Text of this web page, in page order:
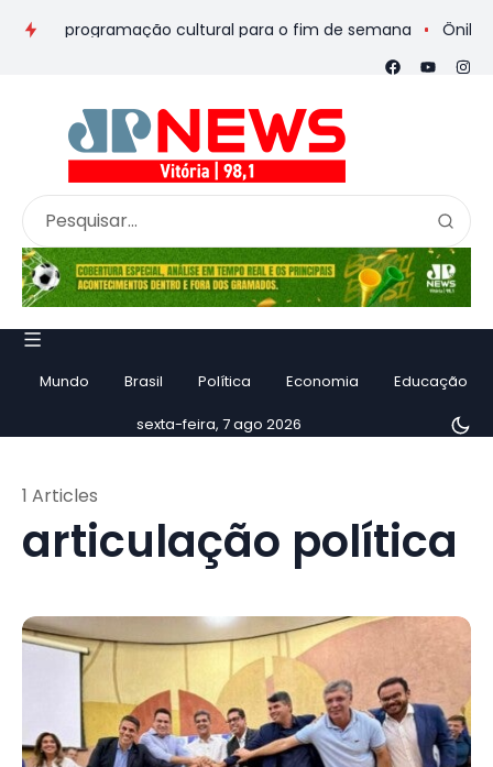
e programação cultural para o fim de semana Ônibus de
Mundo Brasil Política Economia Educação
sexta-feira, 7 ago 2026
articulação política
1 Articles